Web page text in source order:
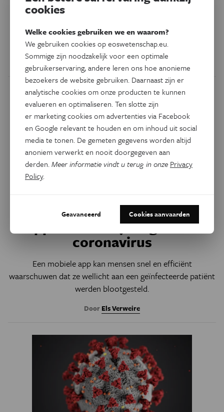
Met een paar weken op de tanden bijten krijgen we het
SARS-CoV-2 virus niet weg. Volgens experts zullen ook na
5 april maatregelen nodig blijven.
Technologie
Apps in de strijd tegen het
coronavirus
Een mobiele app kan mensen snel en efficiënt
waarschuwen dat ze wellicht aan een geïnfecteerde patiënt
werden blootgesteld.
Door Els Verweire
cookies
Welke cookies gebruiken we en waarom?
We gebruiken cookies op eoswetenschap.eu.
Sommige zijn noodzakelijk voor een optimale
gebruikerservaring, andere leren ons hoe anonieme
bezoekers de website gebruiken. Daarnaast zijn er
analytische cookies om onze producten te kunnen
evalueren en optimaliseren. Ten slotte zijn
er marketing cookies om advertenties via Facebook
en Google relevant te houden en om inhoud uit social
media te tonen. De gemeten gegevens worden altijd
anoniem verwerkt en nooit doorgegeven aan
derden.Meer informatie vindt u terug in onze Privacy
Policy.
Geavanceerd Cookies aanvaarden